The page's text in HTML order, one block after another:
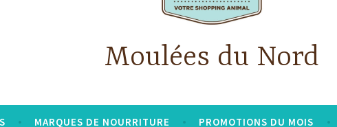
Moulées du Nord
MARQUES DE NOURRITURE PROMOTIONS DU MOIS